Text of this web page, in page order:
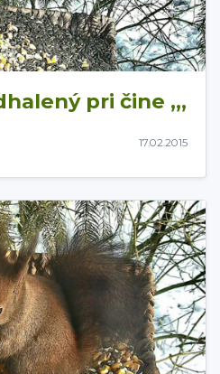
pri čine ,,,
17.02.2015